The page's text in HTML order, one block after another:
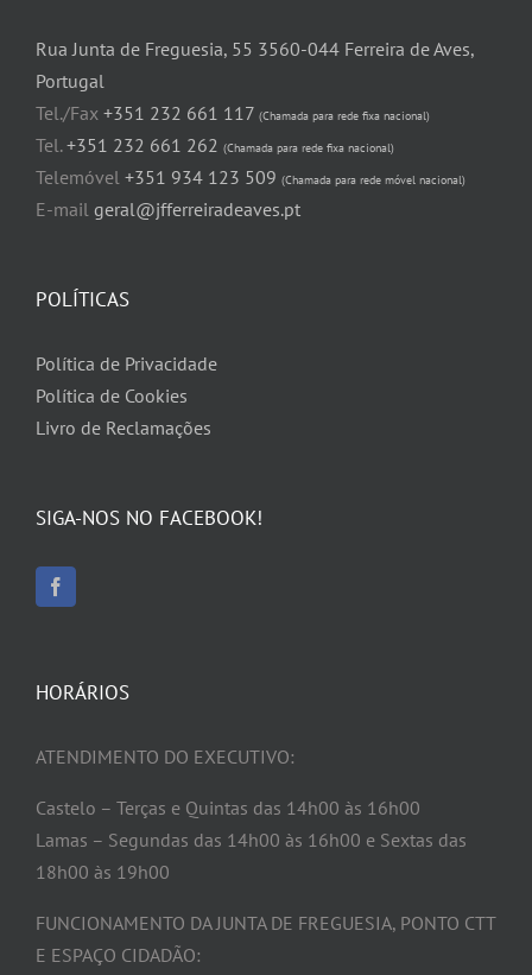
Rua Junta de Freguesia, 55 3560-044 Ferreira de Aves,
Portugal
Tel./Fax +351 232 661 117 (Chamada para rede fixa nacional)
Tel.+351 232 661 262 (Chamada para rede fixa nacional)
Telemóvel +351 934 123 509 (Chamada para rede móvel nacional)
E-mail geral@jfferreiradeaves.pt
POLÍTICAS
Política de Privacidade
Política de Cookies
Livro de Reclamações
SIGA-NOS NO FACEBOOK!
HORÁRIOS
ATENDIMENTO DO EXECUTIVO:
Castelo – Terças e Quintas das 14h00 às 16h00
Lamas – Segundas das 14h00 às 16h00 e Sextas das
18h00 às 19h00
FUNCIONAMENTO DA JUNTA DE FREGUESIA, PONTO CTT
E ESPAÇO CIDADÃO: